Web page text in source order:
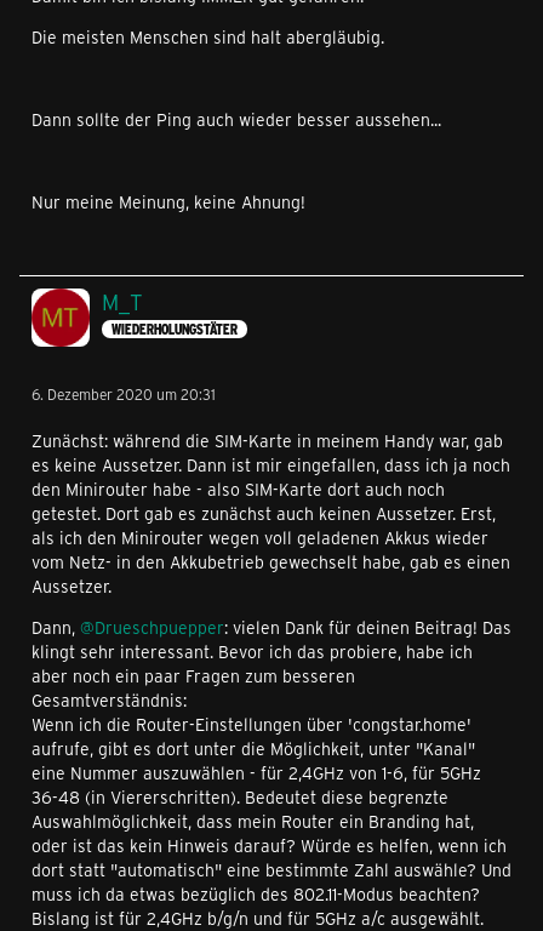
Die meisten Menschen sind halt abergläubig.
Dann sollte der Ping auch wieder besser aussehen...
Nur meine Meinung, keine Ahnung!
M_T
WIEDERHOLUNGSTÄTER
6. Dezember 2020 um 20:31
Zunächst: während die SIM-Karte in meinem Handy war, gab
es keine Aussetzer. Dann ist mir eingefallen, dass ich ja noch
den Minirouter habe - also SIM-Karte dort auch noch
getestet. Dort gab es zunächst auch keinen Aussetzer. Erst,
als ich den Minirouter wegen voll geladenen Akkus wieder
vom Netz- in den Akkubetrieb gewechselt habe, gab es einen
Aussetzer.
Dann, @Drueschpuepper: vielen Dank für deinen Beitrag! Das
klingt sehr interessant. Bevor ich das probiere, habe ich
aber noch ein paar Fragen zum besseren
Gesamtverständnis:
Wenn ich die Router-Einstellungen über 'congstar.home'
aufrufe, gibt es dort unter die Möglichkeit, unter "Kanal"
eine Nummer auszuwählen - für 2,4GHz von 1-6, für 5GHz
36-48 (in Viererschritten). Bedeutet diese begrenzte
Auswahlmöglichkeit, dass mein Router ein Branding hat,
oder ist das kein Hinweis darauf? Würde es helfen, wenn ich
dort statt "automatisch" eine bestimmte Zahl auswähle? Und
muss ich da etwas bezüglich des 802.11-Modus beachten?
Bislang ist für 2,4GHz b/g/n und für 5GHz a/c ausgewählt.